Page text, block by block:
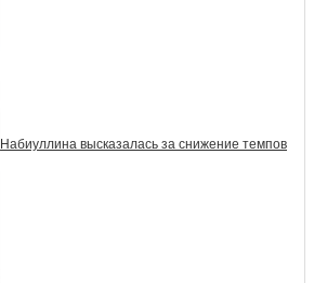
Набиуллина высказалась за снижение темпов